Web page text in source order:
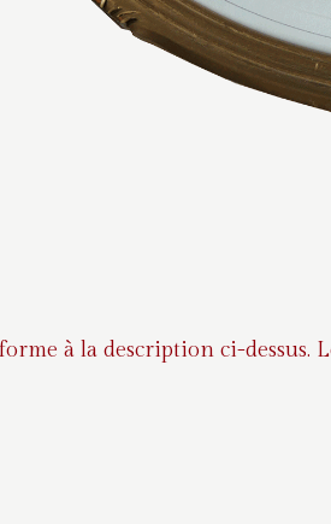
à la description ci-